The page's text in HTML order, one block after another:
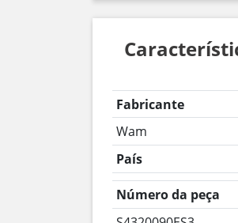
Fabricante
Wam
País
Número da peça